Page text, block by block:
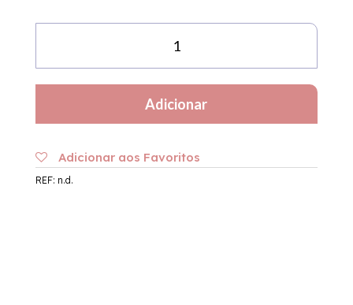
Colar
Signo
de
Adicionar
Adicionar aos Favoritos
REF: n.d.